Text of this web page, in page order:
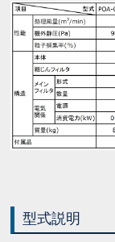
型式説明